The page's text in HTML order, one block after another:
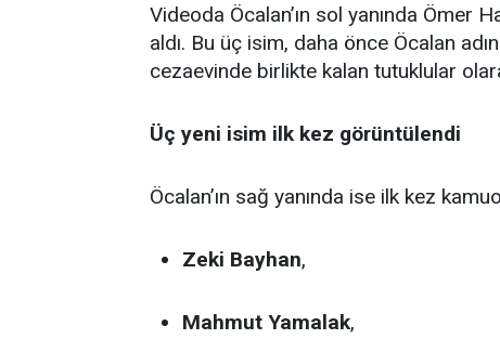
Videoda Öcalan’ın sol yanında Ömer
aldı. Bu üç isim, daha önce Öcalan
cezaevinde birlikte kalan tutuklular
Üç yeni isim ilk kez görüntülendi
Öcalan’ın sağ yanında ise ilk kez
Zeki Bayhan,
Mahmut Yamalak,